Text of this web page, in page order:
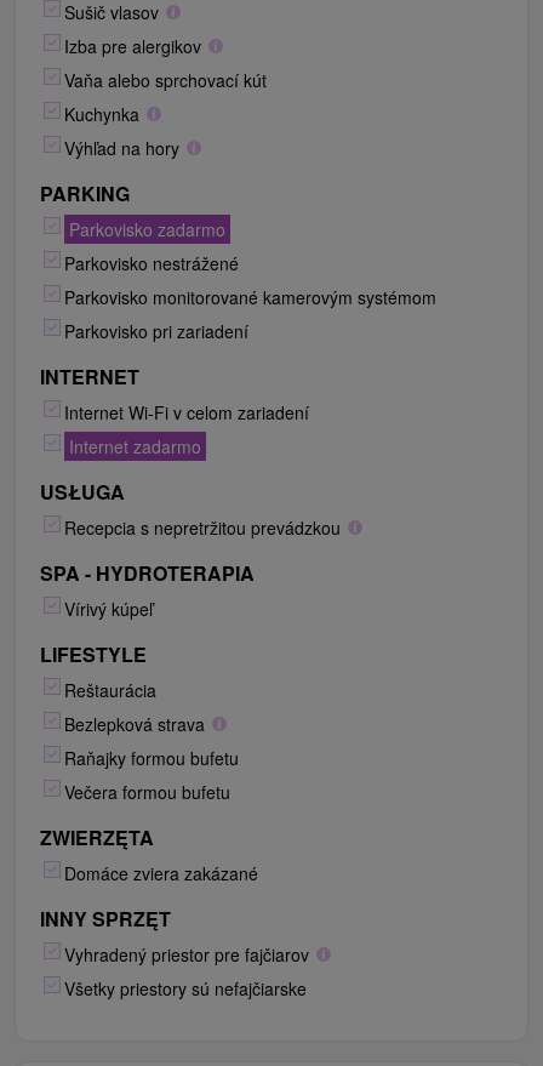
Sušič vlasov
Izba pre alergikov
Vaňa alebo sprchovací kút
Kuchynka
Výhľad na hory
PARKING
Parkovisko zadarmo
Parkovisko nestrážené
Parkovisko monitorované kamerovým systémom
Parkovisko pri zariadení
INTERNET
Internet Wi-Fi v celom zariadení
Internet zadarmo
USŁUGA
Recepcia s nepretržitou prevádzkou
SPA - HYDROTERAPIA
Vírivý kúpeľ
LIFESTYLE
Reštaurácia
Bezlepková strava
Raňajky formou bufetu
Večera formou bufetu
ZWIERZĘTA
Domáce zviera zakázané
INNY SPRZĘT
Vyhradený priestor pre fajčiarov
Všetky priestory sú nefajčiarske